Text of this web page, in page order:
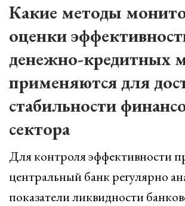
Какие методы
оценки
денежно-кредитных
применяются для
стабильности
сектора
Для контроля эффективности
центральный банк регулярно
показатели ликвидности